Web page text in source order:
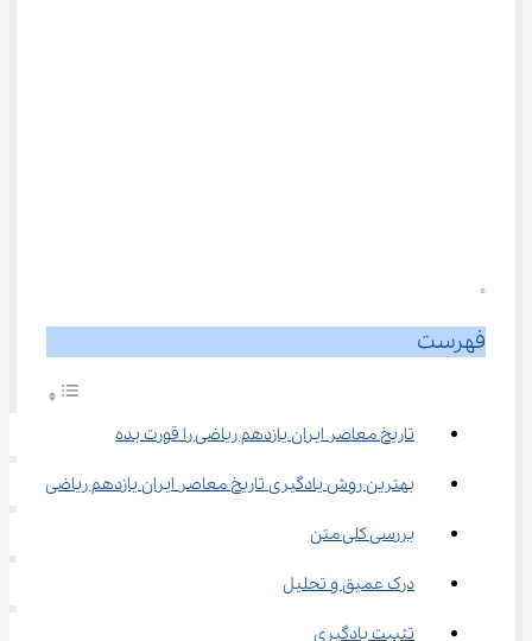
0
فهرست
تاریخ معاصر ایران یازدهم ریاضی را قورت بده
بهترین روش یادگیری تاریخ معاصر ایران یازدهم ریاضی
بررسی کلی متن
درک عمیق و تحلیل
تثبیت یادگیری